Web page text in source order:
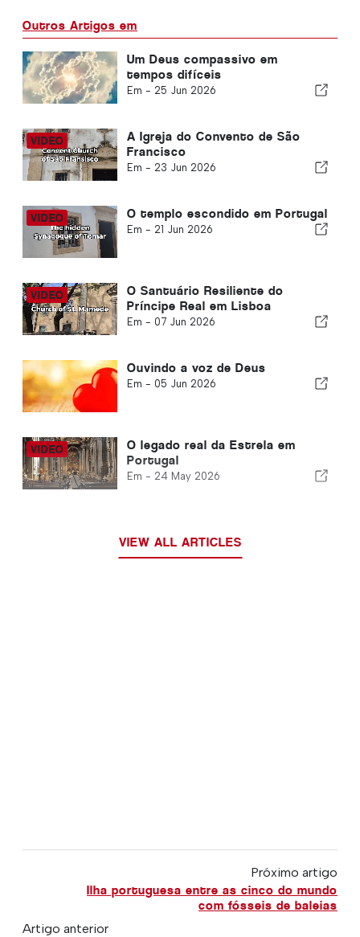
Outros Artigos em
Um Deus compassivo em
tempos difíceis
Em - 25 Jun 2026
A Igreja do Convento de São
Francisco
Em - 23 Jun 2026
O templo escondido em Portugal
Em - 21 Jun 2026
O Santuário Resiliente do
Príncipe Real em Lisboa
Em - 07 Jun 2026
Ouvindo a voz de Deus
Em - 05 Jun 2026
O legado real da Estrela em
Portugal
Em - 24 May 2026
VIEW ALL ARTICLES
Próximo artigo
Ilha portuguesa entre as cinco do mundo
com fósseis de baleias
Artigo anterior